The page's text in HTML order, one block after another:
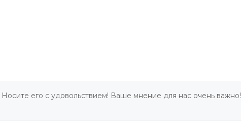
его с удовольствием! Ваше мнение для нас очень важно!